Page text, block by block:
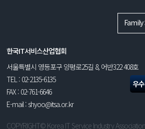
우
Family
한국IT서비스산업협회
서울특별시 영등포구 양평로25길 8, 어반322 408호
TEL : 02-2135-6135
FAX : 02-761-6646
E-mail : shyoo@itsa.or.kr
COPYRIGHT© Korea IT Service Industry